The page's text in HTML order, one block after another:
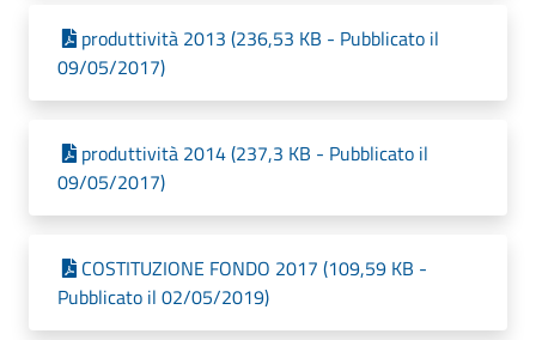
produttività 2013 (236,53 KB - Pubblicato il
09/05/2017)
produttività 2014 (237,3 KB - Pubblicato il
09/05/2017)
COSTITUZIONE FONDO 2017 (109,59 KB -
Pubblicato il 02/05/2019)